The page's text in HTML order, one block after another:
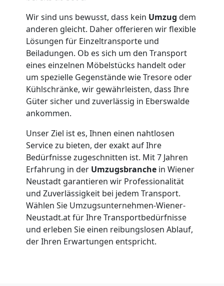
Wir sind uns bewusst, dass kein Umzug dem
anderen gleicht. Daher offerieren wir flexible
Lösungen für Einzeltransporte und
Beiladungen. Ob es sich um den Transport
eines einzelnen Möbelstücks handelt oder
um spezielle Gegenstände wie Tresore oder
Kühlschränke, wir gewährleisten, dass Ihre
Güter sicher und zuverlässig in Eberswalde
ankommen.
Unser Ziel ist es, Ihnen einen nahtlosen
Service zu bieten, der exakt auf Ihre
Bedürfnisse zugeschnitten ist. Mit 7 Jahren
Erfahrung in der Umzugsbranche in Wiener
Neustadt garantieren wir Professionalität
und Zuverlässigkeit bei jedem Transport.
Wählen Sie Umzugsunternehmen-Wiener-
Neustadt.at für Ihre Transportbedürfnisse
und erleben Sie einen reibungslosen Ablauf,
der Ihren Erwartungen entspricht.
Neustadt
Büroumzug
Wiener
Neustadt
Expressumzug
Wiener
Neustadt
Tragehilfe
Wiener